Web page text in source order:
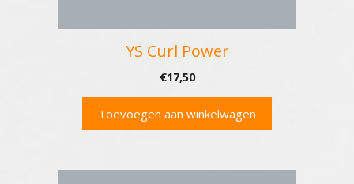
YS Curl Power
€17,50
Toevoegen aan winkelwagen